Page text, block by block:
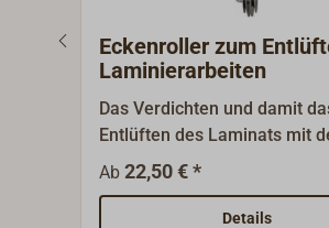
Eckenroller zum
Laminierarbeiten
Das Verdichten und damit
Entlüften des Laminats mit
Scheibenrolle ist der
die Qualität von Hand- und
Ab22,50 € *
Details